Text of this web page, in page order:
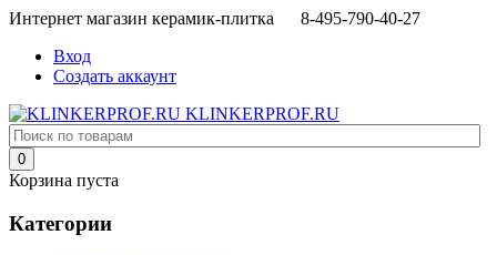
Интернет магазин керамик-плитка 8-495-790-40-27
Вход
Создать аккаунт
KLINKERPROF.RU
0
Корзина пуста
Категории